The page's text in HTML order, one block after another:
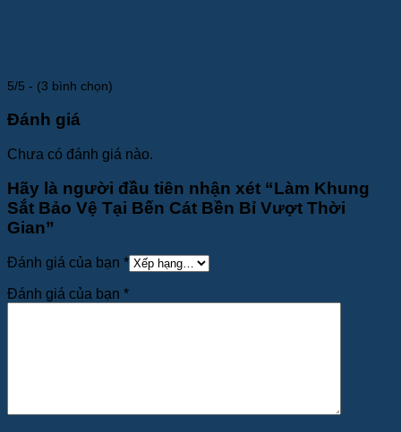
5/5 - (3 bình chọn)
Đánh giá
Chưa có đánh giá nào.
Hãy là người đầu tiên nhận xét “Làm Khung
Sắt Bảo Vệ Tại Bến Cát Bền Bỉ Vượt Thời
Gian”
Đánh giá của bạn *
Đánh giá của bạn *